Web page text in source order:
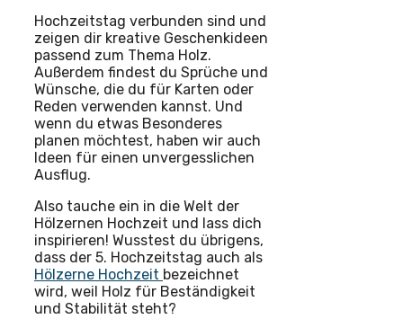
Hochzeitstag verbunden sind und
zeigen dir kreative Geschenkideen
passend zum Thema Holz.
Außerdem findest du Sprüche und
Wünsche, die du für Karten oder
Reden verwenden kannst. Und
wenn du etwas Besonderes
planen möchtest, haben wir auch
Ideen für einen unvergesslichen
Ausflug.
Also tauche ein in die Welt der
Hölzernen Hochzeit und lass dich
inspirieren! Wusstest du übrigens,
dass der 5. Hochzeitstag auch als
Hölzerne Hochzeit bezeichnet
wird, weil Holz für Beständigkeit
und Stabilität steht?